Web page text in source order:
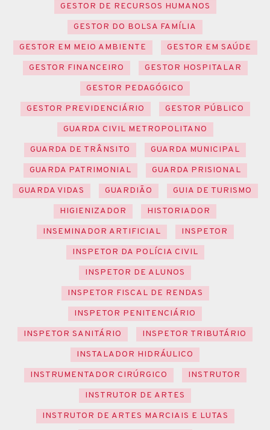
GESTOR DE RECURSOS HUMANOS
GESTOR DO BOLSA FAMÍLIA
GESTOR EM MEIO AMBIENTE
GESTOR EM SAÚDE
GESTOR FINANCEIRO
GESTOR HOSPITALAR
GESTOR PEDAGÓGICO
GESTOR PREVIDENCIÁRIO
GESTOR PÚBLICO
GUARDA CIVIL METROPOLITANO
GUARDA DE TRÂNSITO
GUARDA MUNICIPAL
GUARDA PATRIMONIAL
GUARDA PRISIONAL
GUARDA VIDAS
GUARDIÃO
GUIA DE TURISMO
HIGIENIZADOR
HISTORIADOR
INSEMINADOR ARTIFICIAL
INSPETOR
INSPETOR DA POLÍCIA CIVIL
INSPETOR DE ALUNOS
INSPETOR FISCAL DE RENDAS
INSPETOR PENITENCIÁRIO
INSPETOR SANITÁRIO
INSPETOR TRIBUTÁRIO
INSTALADOR HIDRÁULICO
INSTRUMENTADOR CIRÚRGICO
INSTRUTOR
INSTRUTOR DE ARTES
INSTRUTOR DE ARTES MARCIAIS E LUTAS